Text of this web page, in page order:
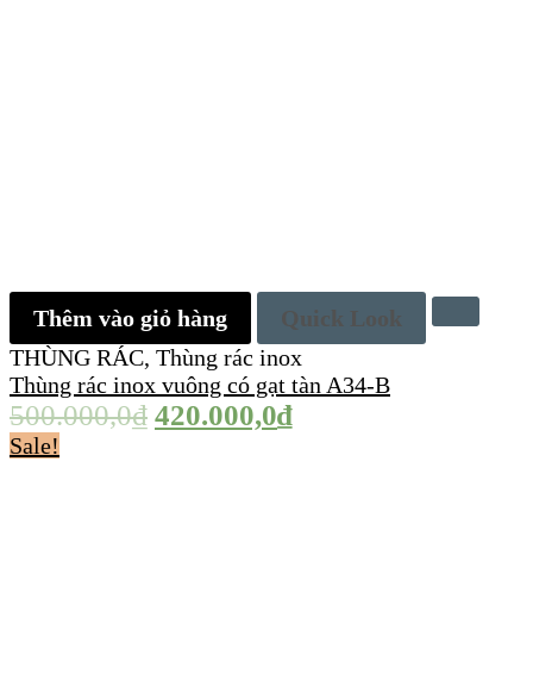
Thêm vào giỏ hàng
Quick Look
THÙNG RÁC, Thùng rác inox
Thùng rác inox vuông có gạt tàn A34-B
500.000,0₫ 420.000,0₫
Sale!